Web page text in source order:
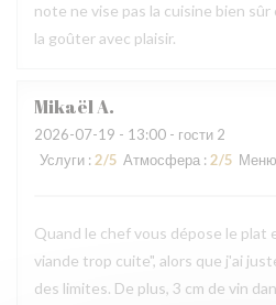
note ne vise pas la cuisine bien
la goûter avec plaisir.
MikaëlA
2026-07-19 - 13:00 - гости 2
Услуги : 2/5 Атмосфера : 2/5 Меню
Quand le chef vous dépose le plat
viande trop cuite", alors que j'ai
des limites. De plus, 3 cm de vin